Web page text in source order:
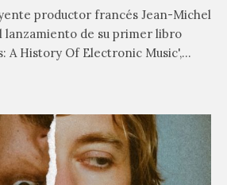
productor francés Jean-Michel
lanzamiento de su primer libro
A History Of Electronic Music',